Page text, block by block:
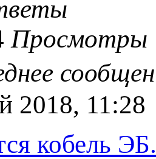
Просмотры
2018, 11:28
кобель ЭБ.